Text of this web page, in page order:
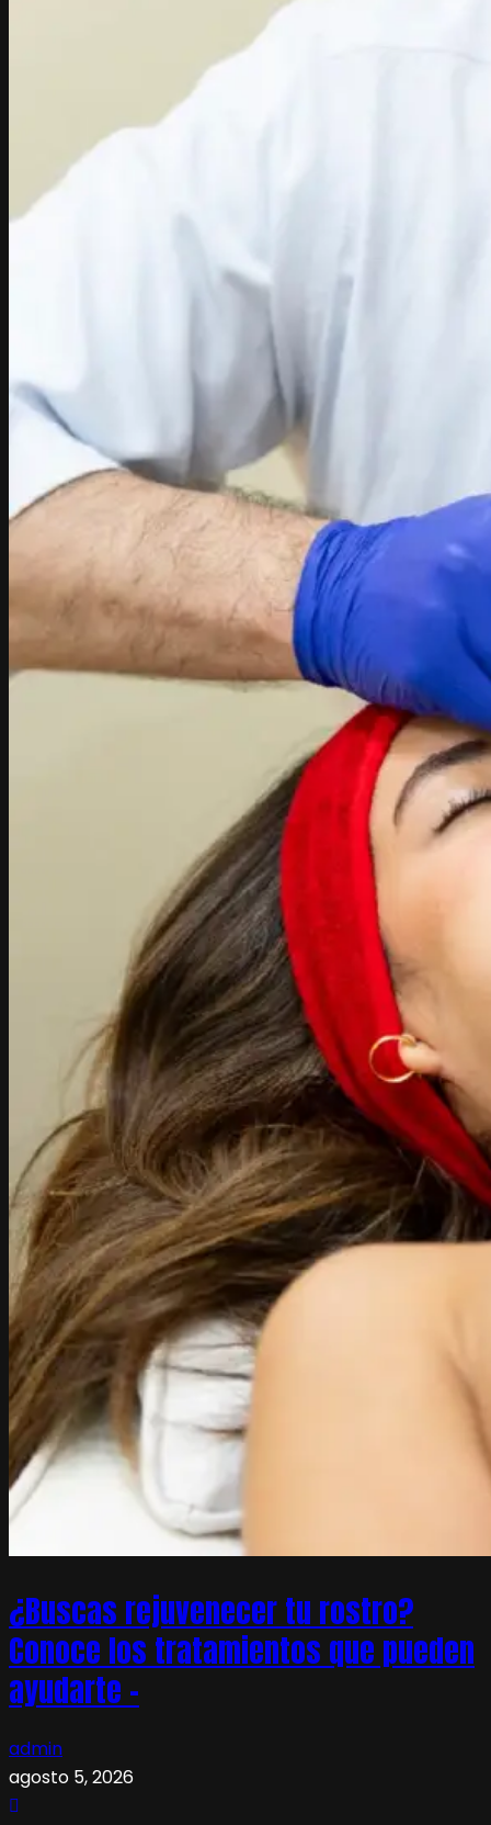
¿Buscas rejuvenecer tu rostro?
Conoce los tratamientos que pueden
ayudarte –
admin
agosto 5, 2026